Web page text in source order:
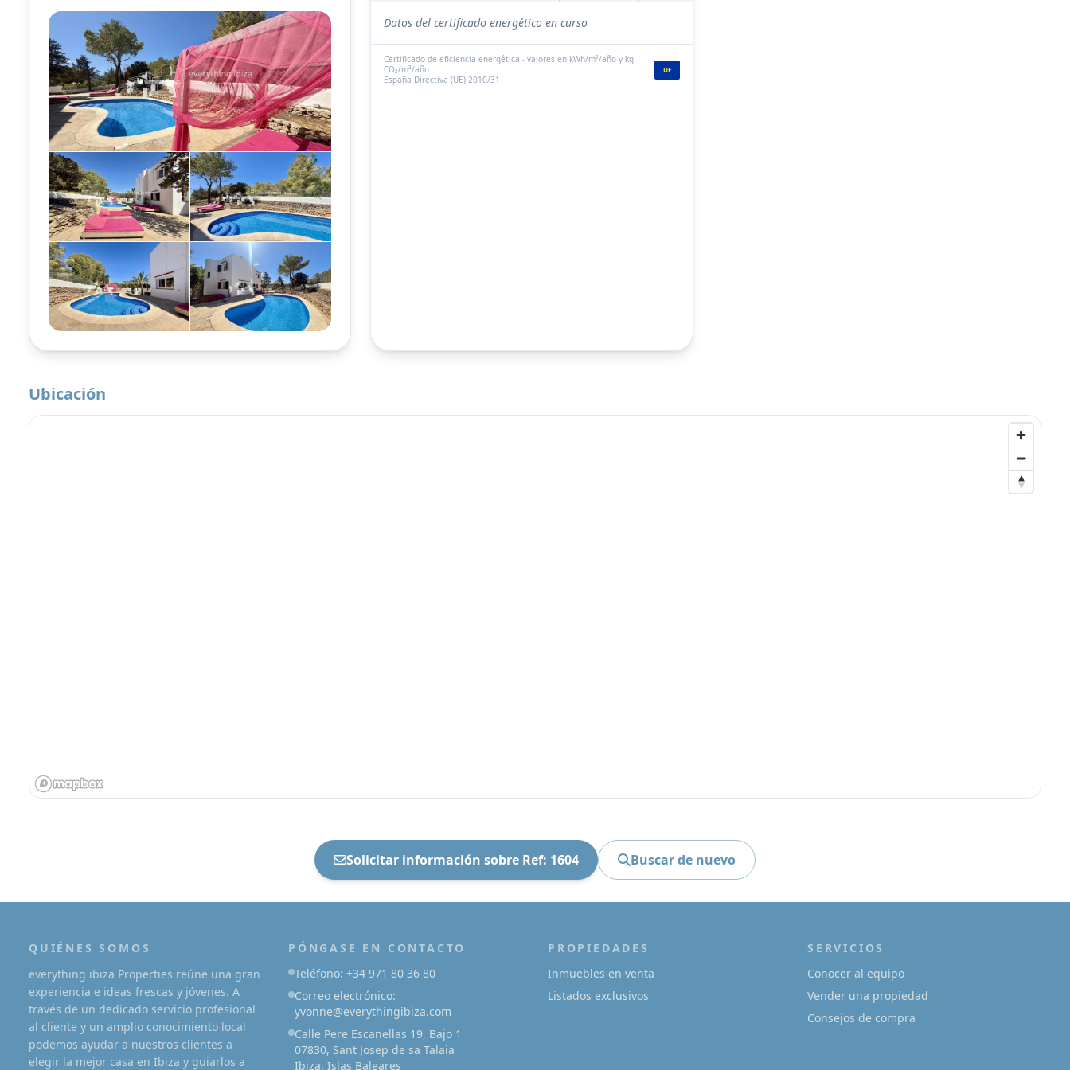
Datos del certificado energético en curso
Certificado de eficiencia energética - valores en kWh/m²/año y kg
CO₂/m²/año.
España Directiva (UE) 2010/31
UE
Ubicación
Solicitar información sobre Ref: 1604 Buscar de nuevo
QUIÉNES SOMOS
everything ibiza Properties reúne una gran
experiencia e ideas frescas y jóvenes. A
través de un dedicado servicio profesional
al cliente y un amplio conocimiento local
podemos ayudar a nuestros clientes a
elegir la mejor casa en Ibiza y guiarlos a
PÓNGASE EN CONTACTO
Teléfono: +34 971 80 36 80
Correo electrónico:
yvonne@everythingibiza.com
Calle Pere Escanellas 19, Bajo 1
07830, Sant Josep de sa Talaia
Ibiza, Islas Baleares
PROPIEDADES
Inmuebles en venta
Listados exclusivos
SERVICIOS
Conocer al equipo
Vender una propiedad
Consejos de compra